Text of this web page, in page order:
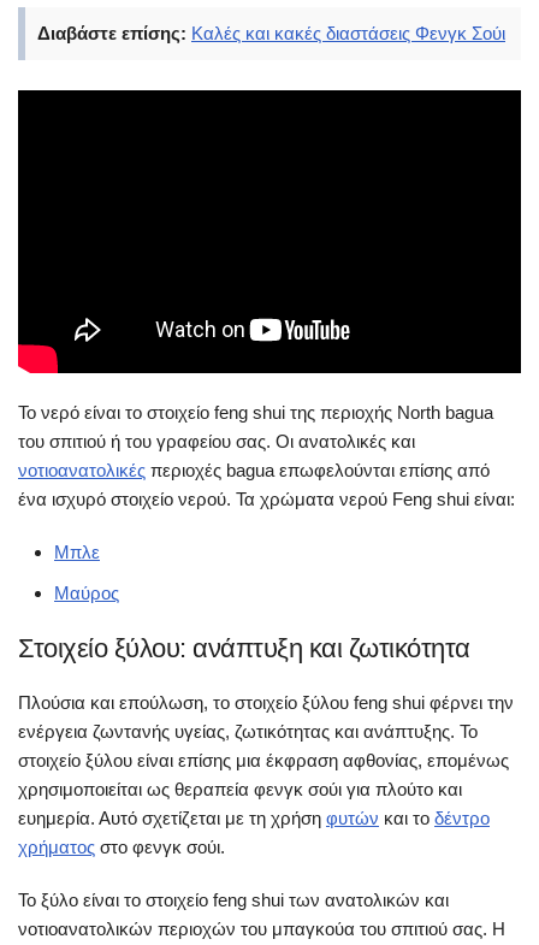
Διαβάστε επίσης: Καλές και κακές διαστάσεις Φενγκ Σούι
Το νερό είναι το στοιχείο feng shui της περιοχής North bagua
του σπιτιού ή του γραφείου σας. Οι ανατολικές και
νοτιοανατολικές περιοχές bagua επωφελούνται επίσης από
ένα ισχυρό στοιχείο νερού. Τα χρώματα νερού Feng shui είναι:
Μπλε
Μαύρος
Στοιχείο ξύλου: ανάπτυξη και ζωτικότητα
Πλούσια και επούλωση, το στοιχείο ξύλου feng shui φέρνει την
ενέργεια ζωντανής υγείας, ζωτικότητας και ανάπτυξης. Το
στοιχείο ξύλου είναι επίσης μια έκφραση αφθονίας, επομένως
χρησιμοποιείται ως θεραπεία φενγκ σούι για πλούτο και
ευημερία. Αυτό σχετίζεται με τη χρήση φυτών και το δέντρο
χρήματος στο φενγκ σούι.
Το ξύλο είναι το στοιχείο feng shui των ανατολικών και
νοτιοανατολικών περιοχών του μπαγκούα του σπιτιού σας. Η